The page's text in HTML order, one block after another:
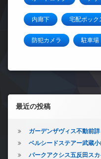
内廊下 宅配ボック
防犯カメラ 駐車場
左サイドバー
最近の投稿
ガーデンザヴィス不動前
ベルシードステアー武蔵
パークアクシス五反田ス